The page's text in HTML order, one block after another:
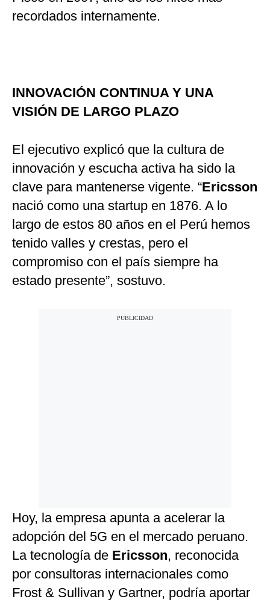
recordados internamente.
INNOVACIÓN CONTINUA Y UNA
VISIÓN DE LARGO PLAZO
El ejecutivo explicó que la cultura de
innovación y escucha activa ha sido la
clave para mantenerse vigente. “Ericsson
nació como una startup en 1876. A lo
largo de estos 80 años en el Perú hemos
tenido valles y crestas, pero el
compromiso con el país siempre ha
estado presente”, sostuvo.
Hoy, la empresa apunta a acelerar la
adopción del 5G en el mercado peruano.
La tecnología de Ericsson, reconocida
por consultoras internacionales como
Frost & Sullivan y Gartner, podría aportar